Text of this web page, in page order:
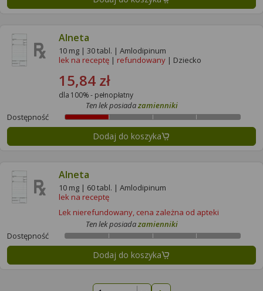
Alneta
10 mg | 30 tabl. | Amlodipinum
lek na receptę | refundowany | Dziecko
15,84 zł
dla 100% - pełnopłatny
Dostępność
Ten lek posiadazamienniki
Dodaj do koszyka
Alneta
10 mg | 60 tabl. | Amlodipinum
lek na receptę
Lek nierefundowany, cena zależna od apteki
Dostępność
Ten lek posiadazamienniki
Dodaj do koszyka